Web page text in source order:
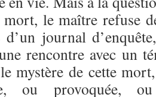
mort, le maître refuse
journal
rencontre avec un
mystère de cette
ou provoquée, ou